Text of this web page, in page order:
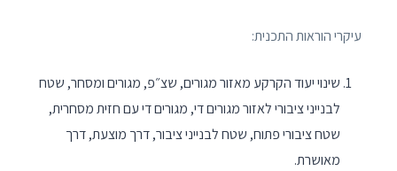
עיקרי הוראות התכנית:
שינוי יעוד הקרקע מאזור מגורים, שצ״פ, מגורים ומסחר, שטח
לבנייני ציבורי לאזור מגורים די, מגורים די עם חזית מסחרית,
שטח ציבורי פתוח, שטח לבנייני ציבור, דרך מוצעת, דרך
מאושרת.